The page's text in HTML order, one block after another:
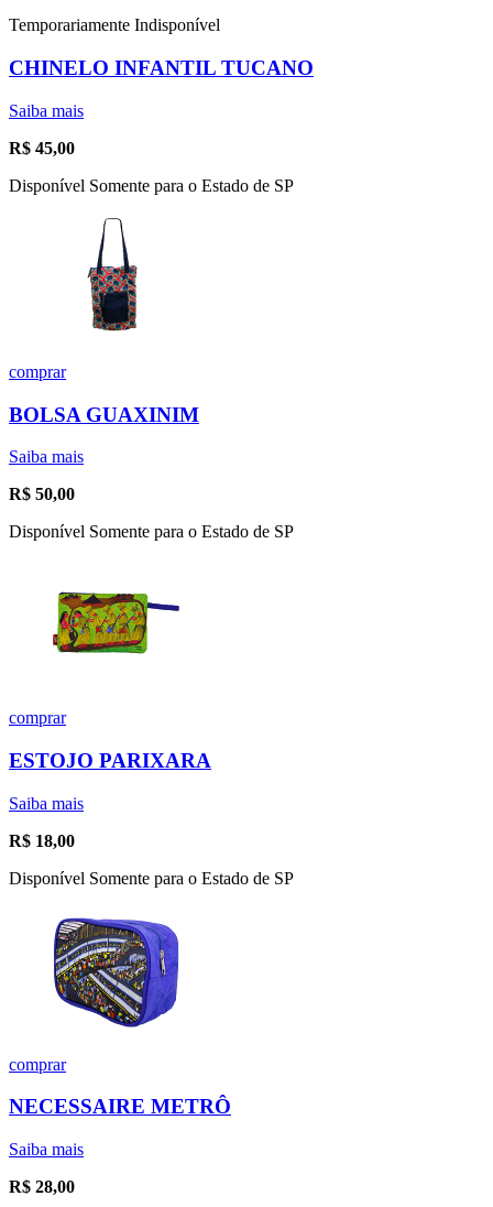
Temporariamente Indisponível
CHINELO INFANTIL TUCANO
Saiba mais
R$ 45,00
Disponível Somente para o Estado de SP
comprar
BOLSA GUAXINIM
Saiba mais
R$ 50,00
Disponível Somente para o Estado de SP
comprar
ESTOJO PARIXARA
Saiba mais
R$ 18,00
Disponível Somente para o Estado de SP
comprar
NECESSAIRE METRÔ
Saiba mais
R$ 28,00